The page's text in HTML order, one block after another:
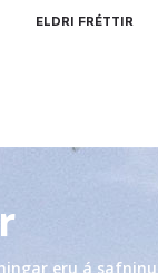
þar er af nógu að
ELDRI FRÉTTIR
eru á